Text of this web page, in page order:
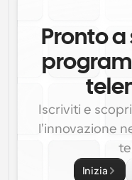
Pronto
Iscriviti e
l'innovazione
Inizia